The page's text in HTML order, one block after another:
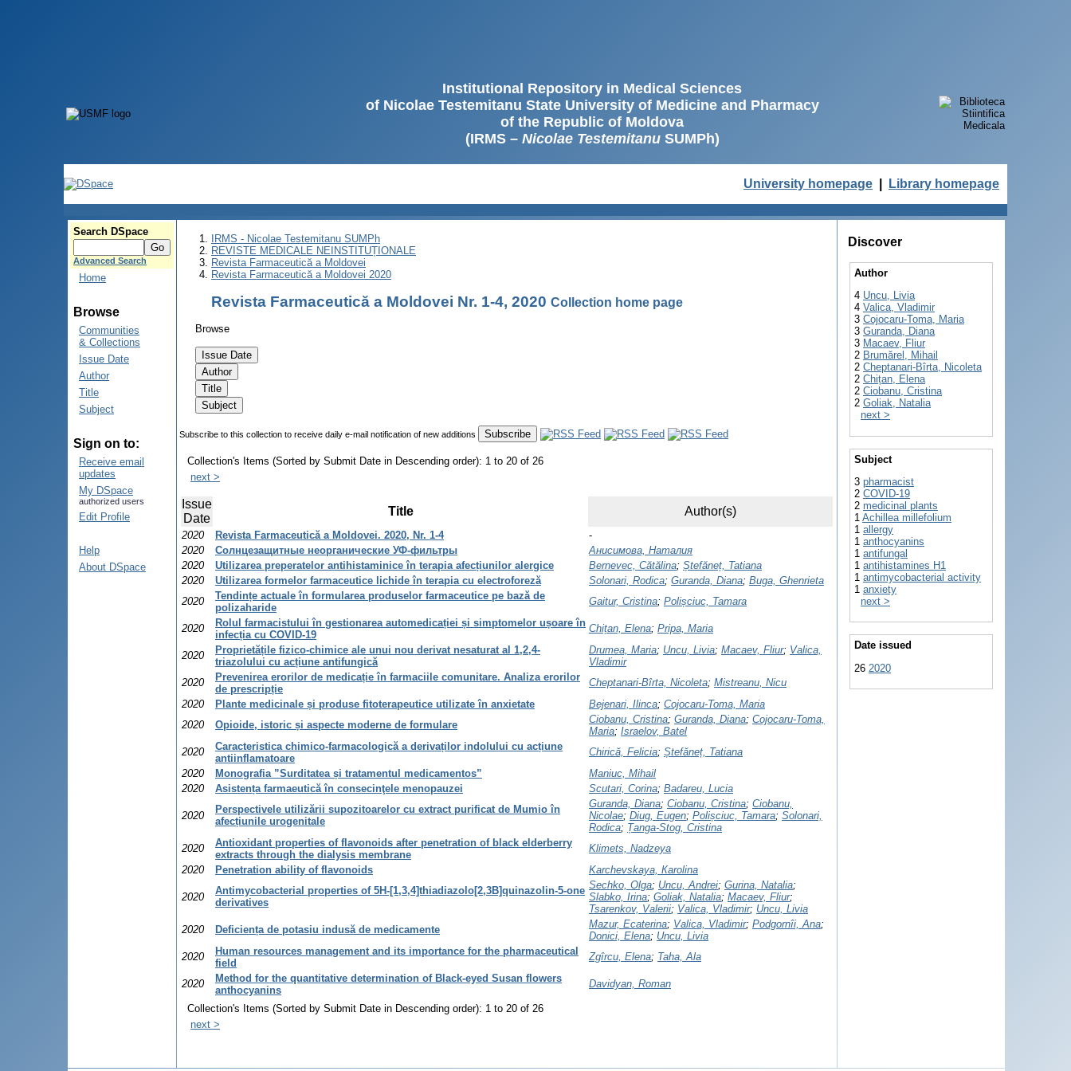
Institutional Repository in Medical Sciences
of Nicolae Testemitanu State University of Medicine and Pharmacy
of the Republic of Moldova
(IRMS – Nicolae TestemitanuSUMPh)
University homepage Library homepage
Search DSpace
Advanced Search
Home
Browse
Communities
& Collections
Issue Date
Author
Title
Subject
Sign on to:
Receive email
updates
My DSpace
authorized users
Edit Profile
Help
About DSpace
IRMS - Nicolae Testemitanu SUMPh
REVISTE MEDICALE NEINSTITUȚIONALE
Revista Farmaceutică a Moldovei
Revista Farmaceutică a Moldovei 2020
Revista Farmaceutică a Moldovei Nr. 1-4, 2020 Collection home page
Browse
Subscribe to this collection to receive daily e-mail notification of new additions
Collection's Items (Sorted by Submit Date in Descending order): 1 to 20 of 26
next >
Issue
Date
Title Author(s)
2020 Revista Farmaceutică a Moldovei. 2020, Nr. 1-4
-
2020
Солнцезащитные неорганические УФ-фильтры
Анисимова, Наталия
2020
Utilizarea preperatelor antihistaminice în terapia afecțiunilor alergice Bernevec, Cătălina; Ștefăneț, Tatiana
2020
Utilizarea formelor farmaceutice lichide în terapia cu electroforeză Solonari, Rodica; Guranda, Diana; Buga, Ghenrieta
2020
Tendințe actuale în formularea produselor farmaceutice pe bază de
polizaharide
Gaitur, Cristina; Polișciuc, Tamara
2020
Rolul farmacistului în gestionarea automedicației și simptomelor ușoare în
infecția cu COVID-19
Chițan, Elena; Pripa, Maria
2020
Proprietățile fizico-chimice ale unui nou derivat nesaturat al 1,2,4-
triazolului cu acțiune antifungică
Drumea, Maria; Uncu, Livia; Macaev, Fliur; Valica,
Vladimir
2020
Prevenirea erorilor de medicație în farmaciile comunitare. Analiza erorilor
de prescripție
Cheptanari-Bîrta, Nicoleta; Mistreanu, Nicu
2020
Plante medicinale și produse fitoterapeutice utilizate în anxietate Bejenari, Ilinca; Cojocaru-Toma, Maria
2020
Opioide, istoric și aspecte moderne de formulare Ciobanu, Cristina; Guranda, Diana; Cojocaru-Toma,
Maria; Israelov, Batel
2020
Caracteristica chimico-farmacologică a derivaților indolului cu acțiune
antiinflamatoare
Chirică, Felicia; Ștefăneț, Tatiana
2020
Monografia ”Surditatea și tratamentul medicamentos”
Maniuc, Mihail
2020
Asistența farmaeutică în consecinţele menopauzei Scutari, Corina; Badareu, Lucia
2020
Perspectivele utilizării supozitoarelor cu extract purificat de Mumio în
afecțiunile urogenitale
Guranda, Diana; Ciobanu, Cristina; Ciobanu,
Nicolae; Diug, Eugen; Polișciuc, Tamara; Solonari,
Rodica; Țanga-Stog, Cristina
2020
Antioxidant properties of flavonoids after penetration of black elderberry
extracts through the dialysis membrane
Klimets, Nadzeya
2020
Penetration ability of flavonoids Karchevskaya, Кarolina
2020
Antimycobacterial properties of 5H-[1,3,4]thiadiazolo[2,3B]quinazolin-5-one
derivatives
Sechko, Olga; Uncu, Andrei; Gurina, Natalia;
Slabko, Irina; Goliak, Natalia; Macaev, Fliur;
Tsarenkov, Valerii; Valica, Vladimir; Uncu, Livia
2020
Deficiența de potasiu indusă de medicamente Mazur, Ecaterina; Valica, Vladimir; Podgornîi, Ana;
Donici, Elena; Uncu, Livia
2020
Human resources management and its importance for the pharmaceutical
field
Zgîrcu, Elena; Taha, Ala
2020
Method for the quantitative determination of Black-eyed Susan flowers
anthocyanins
Davidyan, Roman
Collection's Items (Sorted by Submit Date in Descending order): 1 to 20 of 26
next >
Discover
Author
4 Uncu, Livia
4 Valica, Vladimir
3 Cojocaru-Toma, Maria
3 Guranda, Diana
3 Macaev, Fliur
2 Brumărel, Mihail
2 Cheptanari-Bîrta, Nicoleta
2 Chițan, Elena
2 Ciobanu, Cristina
2 Goliak, Natalia
next >
Subject
3 pharmacist
2 COVID-19
2 medicinal plants
1 Achillea millefolium
1 allergy
1 anthocyanins
1 antifungal
1 antihistamines H1
1 antimycobacterial activity
1 anxiety
next >
Date issued
26 2020